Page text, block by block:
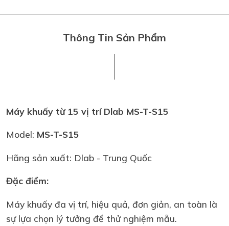
Thông Tin Sản Phẩm
Máy khuấy từ 15 vị trí Dlab MS-T-S15
Model: MS-T-S15
Hãng sản xuất: Dlab - Trung Quốc
Đặc điểm:
Máy khuấy đa vị trí, hiệu quả, đơn giản, an toàn là
sự lựa chọn lý tưởng để thử nghiệm mẫu.